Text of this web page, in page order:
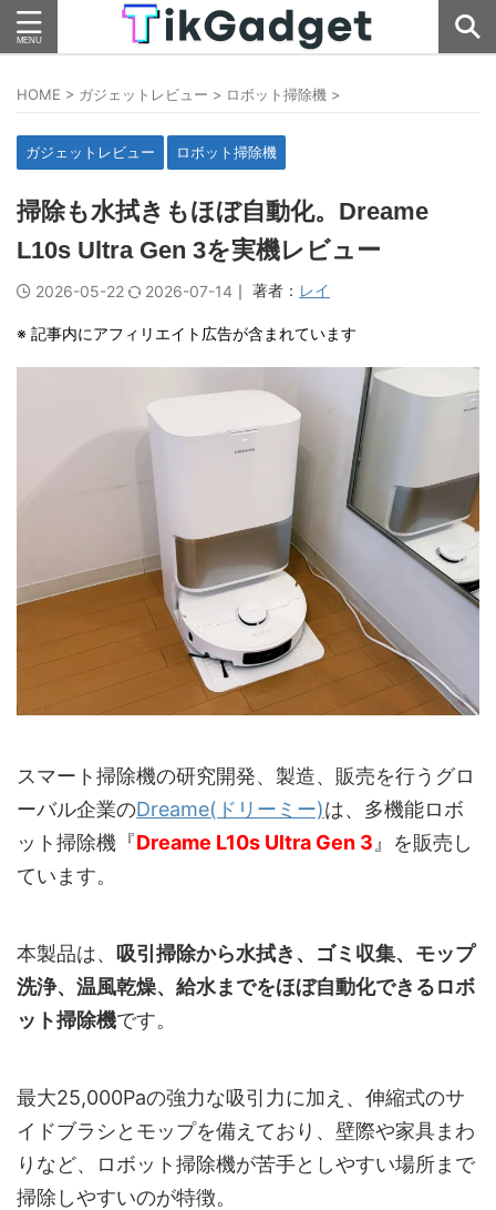
HOME > ガジェットレビュー > ロボット掃除機 >
ガジェットレビュー ロボット掃除機
掃除も水拭きもほぼ自動化。Dreame
L10s Ultra Gen 3を実機レビュー
2026-05-22 2026-07-14 ｜ 著者： レイ
※ 記事内にアフィリエイト広告が含まれています
スマート掃除機の研究開発、製造、販売を行うグロ
ーバル企業のDreame(ドリーミー)は、多機能ロボ
ット掃除機『Dreame L10s Ultra Gen 3 』を販売し
ています。
本製品は、 吸引掃除から水拭き、ゴミ収集、モップ
洗浄、温風乾燥、給水までをほぼ自動化できるロボ
ット掃除機です。
最大25,000Paの強力な吸引力に加え、伸縮式のサ
イドブラシとモップを備えており、壁際や家具まわ
りなど、ロボット掃除機が苦手としやすい場所まで
掃除しやすいのが特徴。